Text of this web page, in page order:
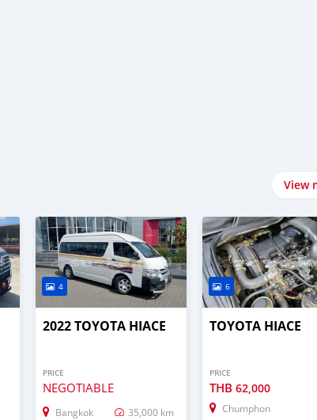
View
4
2022 TOYOTA HIACE
PRICE
NEGOTIABLE
Bangkok 35,000 km
6
TOYOTA HIACE
PRICE
THB 62,000
Chumphon